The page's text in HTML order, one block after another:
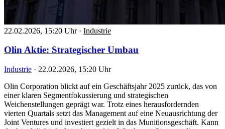
22.02.2026, 15:20 Uhr · Industrie
Olin Aktie: Strategischer Umbau
Industrie · 22.02.2026, 15:20 Uhr
Olin Corporation blickt auf ein Geschäftsjahr 2025 zurück, das von
einer klaren Segmentfokussierung und strategischen
Weichenstellungen geprägt war. Trotz eines herausfordernden
vierten Quartals setzt das Management auf eine Neuausrichtung der
Joint Ventures und investiert gezielt in das Munitionsgeschäft. Kann